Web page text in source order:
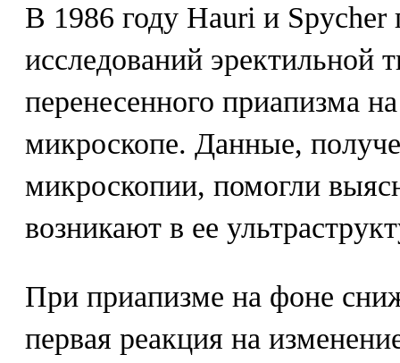
В 1986 году Hauri и Spycher
исследований эректильной
перенесенного приапизма
микроскопе. Данные,
микроскопии, помогли
возникают в ее
При приапизме на фоне
первая реакция на